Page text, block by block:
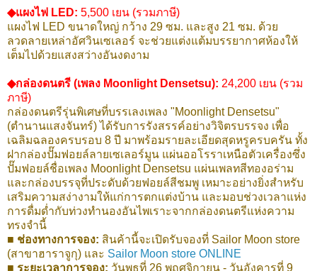
◆แผงไฟ LED: 5,500 เยน (รวมภาษี)
แผงไฟ LED ขนาดใหญ่ กว้าง 29 ซม. และสูง 21 ซม. ด้วย
ลวดลายเหล่าอัศวินเซเลอร์ จะช่วยแต่งแต้มบรรยากาศห้องให้
เต็มไปด้วยแสงสว่างอันงดงาม
◆กล่องดนตรี (เพลง Moonlight Densetsu): 24,200 เยน (รวม
ภาษี)
กล่องดนตรีรุ่นพิเศษที่บรรเลงเพลง "Moonlight Densetsu"
(ตำนานแสงจันทร์) ได้รับการรังสรรค์อย่างวิจิตรบรรจง เพื่อ
เฉลิมฉลองครบรอบ 8 ปี มาพร้อมรายละเอียดสุดหรูครบครัน ทั้ง
ฝากล่องปั๊มฟอยล์ลายเซเลอร์มูน แผ่นออโรราเหนือตัวเครื่องซึ่ง
ปั๊มฟอยล์ชื่อเพลง Moonlight Densetsu แผ่นเพลทสีทองอร่าม
และกล่องบรรจุที่ประดับด้วยฟอยล์สีชมพู เหมาะอย่างยิ่งสำหรับ
เสริมความสง่างามให้แก่การตกแต่งบ้าน และมอบช่วงเวลาแห่ง
การดื่มด่ำกับท่วงทำนองอันไพเราะจากกล่องดนตรีแห่งความ
ทรงจำนี้
■ ช่องทางการจอง: สินค้านี้จะเปิดรับจองที่ Sailor Moon store
(สาขาฮาราจูกุ) และ Sailor Moon store ONLINE
■ ระยะเวลาการจอง: วันพุธที่ 26 พฤศจิกายน - วันอังคารที่ 9